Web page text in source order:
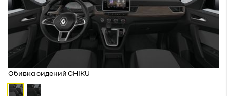
Обивка сидений CHIKU